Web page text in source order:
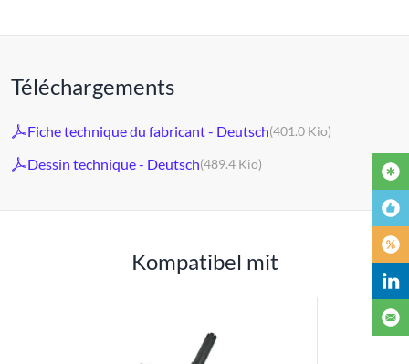
Téléchargements
Fiche technique du fabricant - Deutsch(401.0 Kio)
Dessin technique - Deutsch(489.4 Kio)
Kompatibel mit